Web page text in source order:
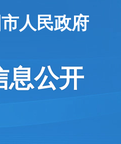
人民政府
息公开